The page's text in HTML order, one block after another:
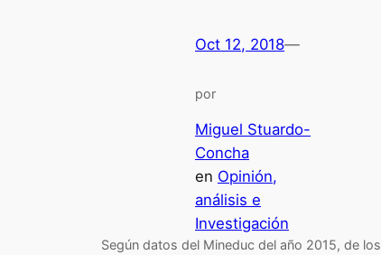
Oct 12, 2018—
por
Miguel Stuardo-
Concha
en Opinión,
análisis e
Investigación
Según datos del Mineduc del año 2015, de los